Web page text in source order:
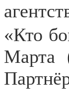
«Кто
Марта